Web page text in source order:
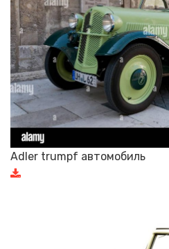
Adler trumpf автомобиль